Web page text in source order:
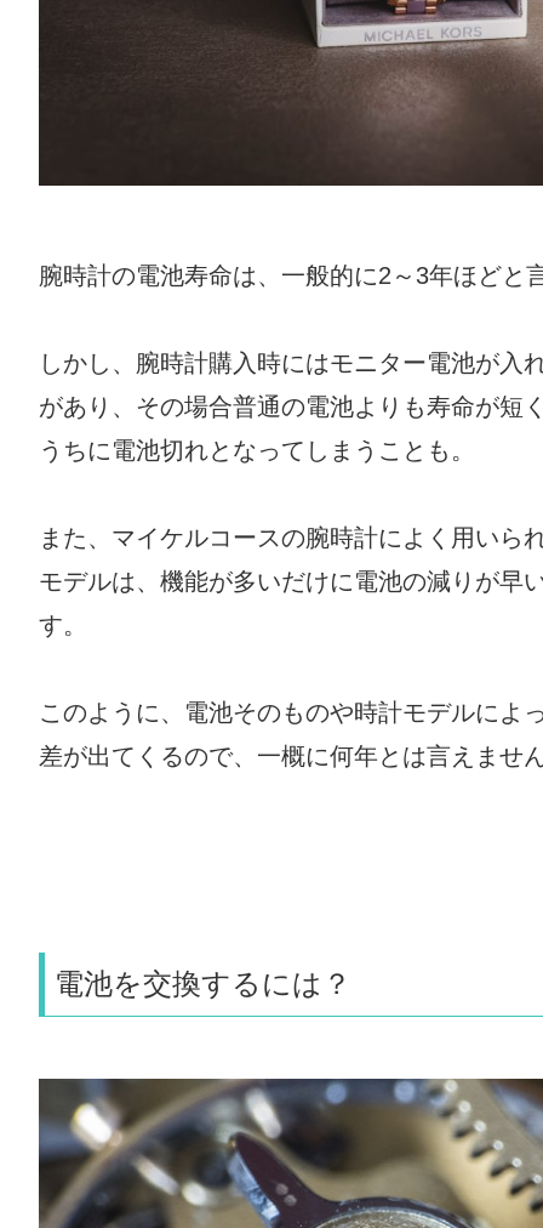
腕時計の電池寿命は、一般的に2～3年ほどと
しかし、腕時計購入時にはモニター電池が入
があり、その場合普通の電池よりも寿命が短
うちに電池切れとなってしまうことも。
また、マイケルコースの腕時計によく用いら
モデルは、機能が多いだけに電池の減りが早
す。
このように、電池そのものや時計モデルによ
差が出てくるので、一概に何年とは言えませ
電池を交換するには？